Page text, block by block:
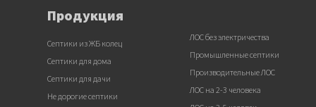
Продукция
Септики из ЖБ колец
Септики для дома
Септики для дачи
Не дорогие септики
ЛОС без электричества
Промышленные септики
Производительные ЛОС
ЛОС на 2-3 человека